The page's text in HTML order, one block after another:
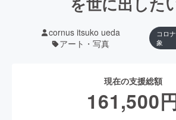
cornus itsuko ueda
アート・写真
コロ
象
現在の支援総額
161,500